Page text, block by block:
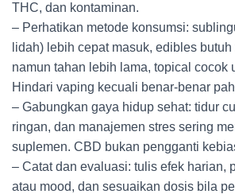
THC, dan kontaminan.
– Perhatikan metode konsumsi:
lidah) lebih cepat masuk, edibles
namun tahan lebih lama, topical cocok
Hindari vaping kecuali benar-benar
– Gabungkan gaya hidup sehat: tidur
ringan, dan manajemen stres sering
suplemen. CBD bukan pengganti
– Catat dan evaluasi: tulis efek harian,
atau mood, dan sesuaikan dosis bila